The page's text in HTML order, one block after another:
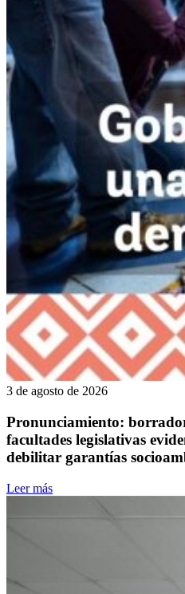
3 de agosto de 2026
Pronunciamiento:
facultades legislativas
debilitar garantías
Leer más